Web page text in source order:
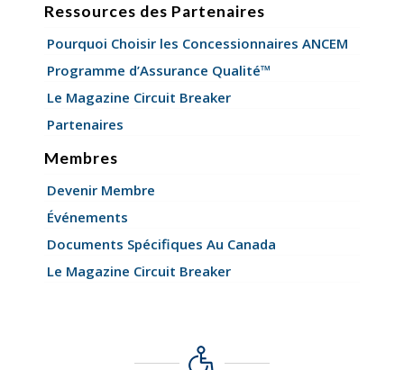
Ressources des Partenaires
Pourquoi Choisir les Concessionnaires ANCEM
Programme d’Assurance Qualité™
Le Magazine Circuit Breaker
Partenaires
Membres
Devenir Membre
Événements
Documents Spécifiques Au Canada
Le Magazine Circuit Breaker